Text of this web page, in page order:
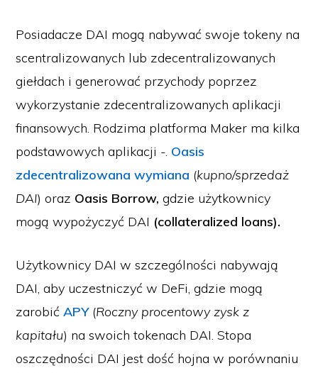
Posiadacze DAI mogą nabywać swoje tokeny na
scentralizowanych lub zdecentralizowanych
giełdach i generować przychody poprzez
wykorzystanie zdecentralizowanych aplikacji
finansowych. Rodzima platforma Maker ma kilka
podstawowych aplikacji -. Oasis
zdecentralizowana wymiana (kupno/sprzedaż
DAI) oraz Oasis Borrow,gdzie użytkownicy
mogą wypożyczyć DAI (collateralized loans).
Użytkownicy DAI w szczególności nabywają
DAI, aby uczestniczyć w DeFi, gdzie mogą
zarobićAPY(Roczny procentowy zysk z
kapitału) na swoich tokenach DAI. Stopa
oszczędności DAI jest dość hojna w porównaniu